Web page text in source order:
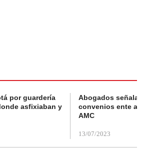
por guardería
asfixiaban y
Abogados
convenios ente
AMC
13/07/2023